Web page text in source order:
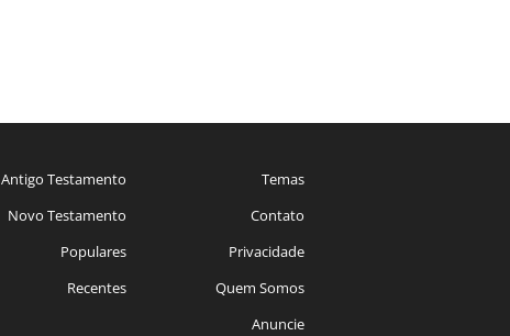
Antigo Testamento
Novo Testamento
Populares
Recentes
Temas
Contato
Privacidade
Quem Somos
Anuncie